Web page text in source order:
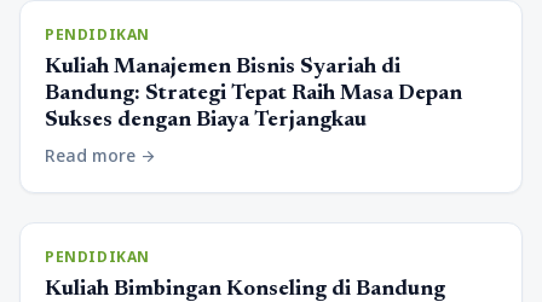
PENDIDIKAN
Kuliah Manajemen Bisnis Syariah di
Bandung: Strategi Tepat Raih Masa Depan
Sukses dengan Biaya Terjangkau
Read more arrow_forward
PENDIDIKAN
Kuliah Bimbingan Konseling di Bandung